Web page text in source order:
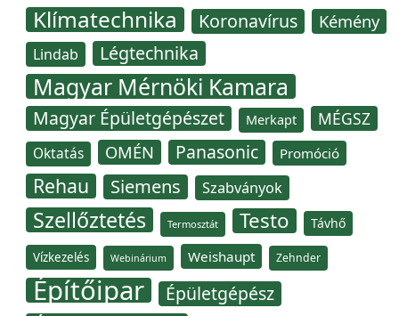
Klímatechnika Koronavírus Kémény
Lindab Légtechnika
Magyar Mérnöki Kamara
Magyar Épületgépészet Merkapt MÉGSZ
Oktatás OMÉN Panasonic Promóció
Rehau Siemens Szabványok
Szellőztetés Termosztát Testo Távhő
Vízkezelés Webinárium Weishaupt Zehnder
Építőipar Épületgépész